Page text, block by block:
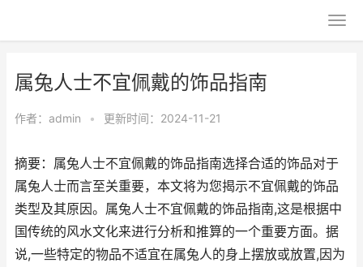
属兔人士不宜佩戴的饰品指南
作者： admin • 更新时间：2024-11-21
摘要：属兔人士不宜佩戴的饰品指南选择合适的饰品对于
属兔人士而言至关重要，本文将为您揭示不宜佩戴的饰品
类型及其原因。属兔人士不宜佩戴的饰品指南,这是根据中
国传统的风水文化来进行分析和推算的一个重要方面。据
说,一些特定的物品不适宜在属兔人的身上摆放或放置,因为